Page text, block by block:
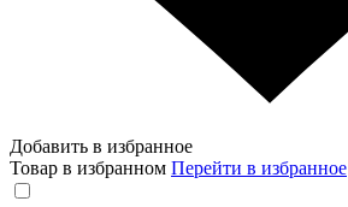
Добавить в избранное
Товар в избранном Перейти в избранное